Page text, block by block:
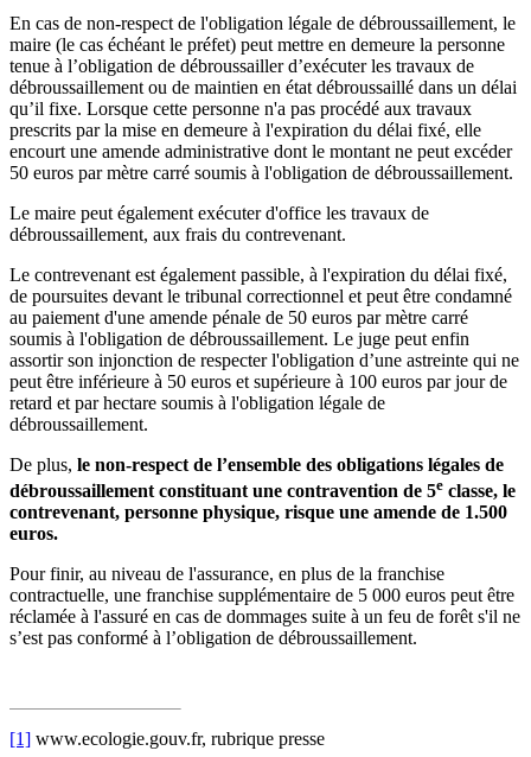
En cas de non-respect de l'obligation légale de débroussaillement, le
maire (le cas échéant le préfet) peut mettre en demeure la personne
tenue à l’obligation de débroussailler d’exécuter les travaux de
débroussaillement ou de maintien en état débroussaillé dans un délai
qu’il fixe. Lorsque cette personne n'a pas procédé aux travaux
prescrits par la mise en demeure à l'expiration du délai fixé, elle
encourt une amende administrative dont le montant ne peut excéder
50 euros par mètre carré soumis à l'obligation de débroussaillement.
Le maire peut également exécuter d'office les travaux de
débroussaillement, aux frais du contrevenant.
Le contrevenant est également passible, à l'expiration du délai fixé,
de poursuites devant le tribunal correctionnel et peut être condamné
au paiement d'une amende pénale de 50 euros par mètre carré
soumis à l'obligation de débroussaillement. Le juge peut enfin
assortir son injonction de respecter l'obligation d’une astreinte qui ne
peut être inférieure à 50 euros et supérieure à 100 euros par jour de
retard et par hectare soumis à l'obligation légale de
débroussaillement.
De plus, le non-respect de l’ensemble des obligations légales de
débroussaillement constituant une contravention de 5e classe, le
contrevenant, personne physique, risque une amende de 1.500
euros.
Pour finir, au niveau de l'assurance, en plus de la franchise
contractuelle, une franchise supplémentaire de 5 000 euros peut être
réclamée à l'assuré en cas de dommages suite à un feu de forêt s'il ne
s’est pas conformé à l’obligation de débroussaillement.
[1] www.ecologie.gouv.fr, rubrique presse